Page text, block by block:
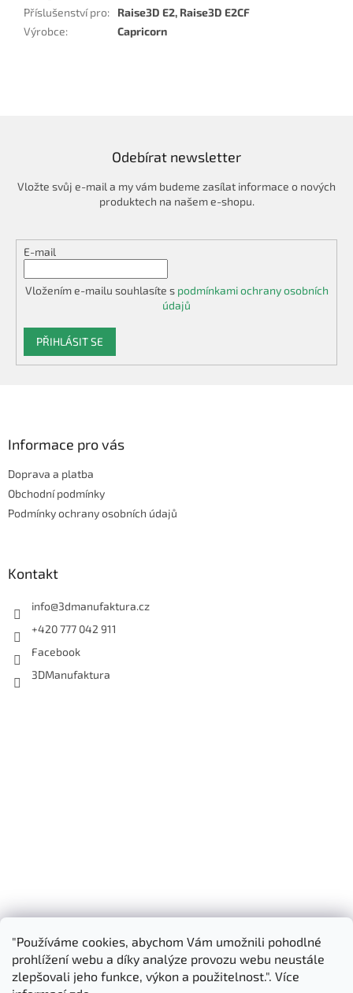
"Používáme cookies, abychom Vám umožnili pohodlné
prohlížení webu a díky analýze provozu webu neustále
zlepšovali jeho funkce, výkon a použitelnost.". Více
Příslušenství pro:
Raise3D E2, Raise3D E2CF
Výrobce: Capricorn
Odebírat newsletter
Vložte svůj e-mail a my vám budeme zasílat informace o nových
produktech na našem e-shopu.
E-mail
Vložením e-mailu souhlasíte s podmínkami ochrany osobních
údajů
PŘIHLÁSIT SE
Informace pro vás
Doprava a platba
Obchodní podmínky
Podmínky ochrany osobních údajů
Kontakt
info@3dmanufaktura.cz
+420 777 042 911
Facebook
3DManufaktura
Shoptet.cz 3D Manufaktura s.r.o.